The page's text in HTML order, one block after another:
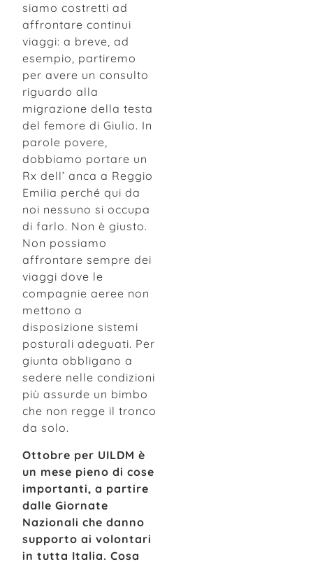
siamo costretti ad
affrontare continui
viaggi: a breve, ad
esempio, partiremo
per avere un consulto
riguardo alla
migrazione della testa
del femore di Giulio. In
parole povere,
dobbiamo portare un
Rx dell’ anca a Reggio
Emilia perché qui da
noi nessuno si occupa
di farlo. Non è giusto.
Non possiamo
affrontare sempre dei
viaggi dove le
compagnie aeree non
mettono a
disposizione sistemi
posturali adeguati. Per
giunta obbligano a
sedere nelle condizioni
più assurde un bimbo
che non regge il tronco
da solo.
Ottobre per UILDM è
un mese pieno di cose
importanti, a partire
dalle Giornate
Nazionali che danno
supporto ai volontari
in tutta Italia. Cosa